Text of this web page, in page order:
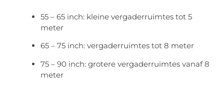
55 – 65 inch: kleine vergaderruimtes tot 5
meter
65 – 75 inch: vergaderruimtes tot 8 meter
75 – 90 inch: grotere vergaderruimtes vanaf 8
meter